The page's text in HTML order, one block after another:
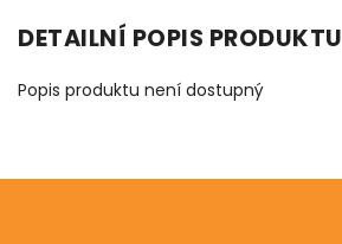
DETAILNÍ POPIS PRODUKTU
Popis produktu není dostupný